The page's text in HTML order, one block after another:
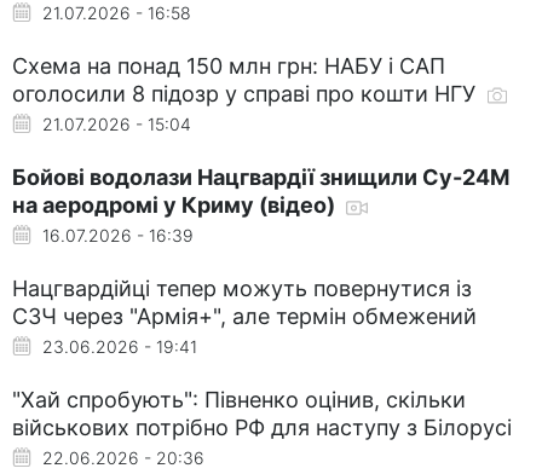
21.07.2026 - 16:58
Схема на понад 150 млн грн: НАБУ і САП
оголосили 8 підозр у справі про кошти НГУ
21.07.2026 - 15:04
Бойові водолази Нацгвардії знищили Су-24М
на аеродромі у Криму (відео)
16.07.2026 - 16:39
Нацгвардійці тепер можуть повернутися із
СЗЧ через "Армія+", але термін обмежений
23.06.2026 - 19:41
"Хай спробують": Півненко оцінив, скільки
військових потрібно РФ для наступу з Білорусі
22.06.2026 - 20:36